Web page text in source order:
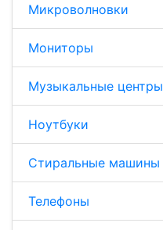
Микроволновки
Мониторы
Музыкальные центры
Ноутбуки
Стиральные машины
Телефоны